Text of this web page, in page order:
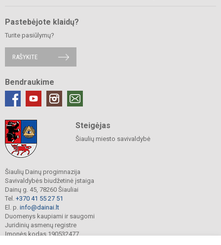
Pastebėjote klaidų?
Turite pasiūlymų?
RAŠYKITE
Bendraukime
Steigėjas
Šiaulių miesto savivaldybė
Šiaulių Dainų progimnazija
Savivaldybės biudžetinė įstaiga
Dainų g. 45, 78260 Šiauliai
Tel. +370 41 55 27 51
El. p. info@dainai.lt
Duomenys kaupiami ir saugomi
Juridinių asmenų registre
Įmonės kodas 190532477